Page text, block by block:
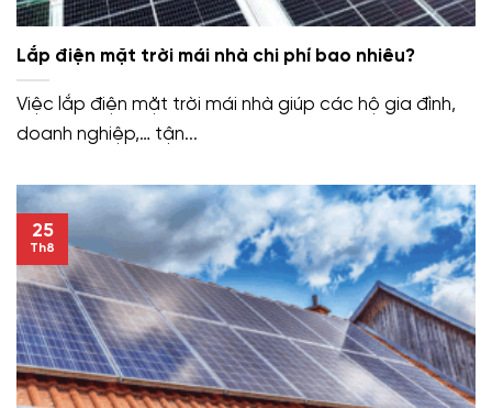
Lắp điện mặt trời mái nhà chi phí bao nhiêu?
Việc lắp điện mặt trời mái nhà giúp các hộ gia đình,
doanh nghiệp,… tận...
25
Th8